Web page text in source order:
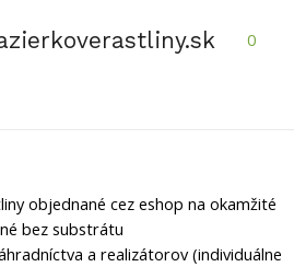
0
objednané cez eshop na okamžité
bez substrátu
a realizátorov (individuálne